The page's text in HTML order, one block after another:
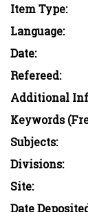
Item Type:
Language:
Date:
Refereed:
Additional
Keywords
Subjects:
Divisions:
Site:
Date